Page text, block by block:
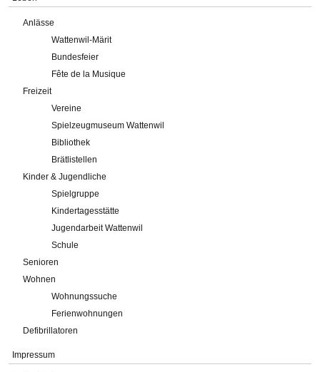
Anlässe
Wattenwil-Märit
Bundesfeier
Fête de la Musique
Freizeit
Vereine
Spielzeugmuseum Wattenwil
Bibliothek
Brätlistellen
Kinder & Jugendliche
Spielgruppe
Kindertagesstätte
Jugendarbeit Wattenwil
Schule
Senioren
Wohnen
Wohnungssuche
Ferienwohnungen
Defibrillatoren
Impressum